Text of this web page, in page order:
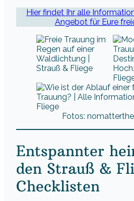
Hier findet Ihr alle
Angebot für Eure
Fotos:
Entspannter
den Strauß &
Checklisten